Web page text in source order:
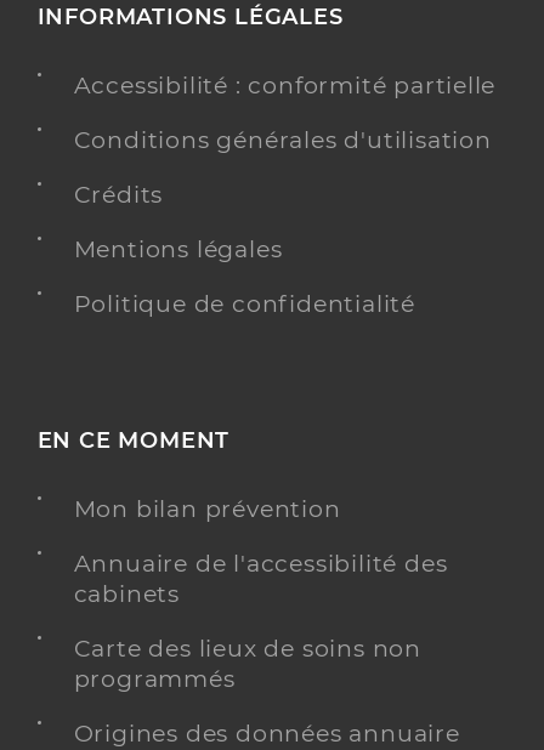
INFORMATIONS LÉGALES
Accessibilité : conformité partielle
Conditions générales d'utilisation
Crédits
Mentions légales
Politique de confidentialité
EN CE MOMENT
Mon bilan prévention
Annuaire de l'accessibilité des
cabinets
Carte des lieux de soins non
programmés
Origines des données annuaire